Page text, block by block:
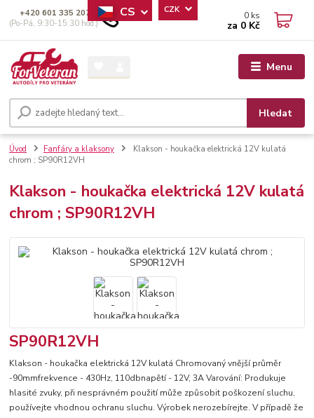
Menu
CS CZK
Hledat
+420 601 335 207
(Po-Pá, 9:30-15:30 hod.)
0 ks
za 0 Kč
Úvod Fanfáry a klaksony
Klakson - houkačka elektrická 12V kulatá
chrom ; SP90R12VH
Klakson - houkačka elektrická 12V kulatá
chrom ; SP90R12VH
SP90R12VH
Klakson - houkačka elektrická 12V kulatá Chromovaný vnější průměr
-90mmfrekvence - 430Hz, 110dbnapětí - 12V, 3A Varování: Produkuje
hlasité zvuky, při nesprávném použití může způsobit poškození sluchu,
používejte vhodnou ochranu sluchu. Výrobek nerozebírejte. V případě že